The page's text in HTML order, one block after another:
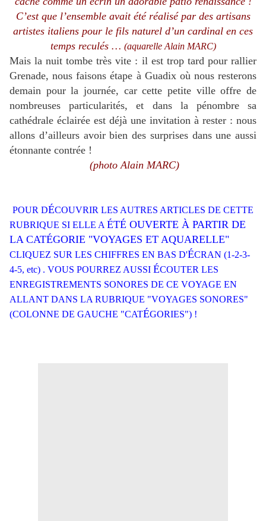
C’est que l’ensemble avait été réalisé par des artisans
artistes italiens pour le fils naturel d’un cardinal en ces
temps reculés … (aquarelle Alain MARC)
Mais la nuit tombe très vite : il est trop tard pour rallier
Grenade, nous faisons étape à Guadix où nous resterons
demain pour la journée, car cette petite ville offre de
nombreuses particularités, et dans la pénombre sa
cathédrale éclairée est déjà une invitation à rester : nous
allons d’ailleurs avoir bien des surprises dans une aussi
étonnante contrée !
(photo Alain MARC)
POUR DÉCOUVRIR LES AUTRES ARTICLES DE CETTE
RUBRIQUE SI ELLE A ÉTÉ OUVERTE À PARTIR DE
LA CATÉGORIE "VOYAGES ET AQUARELLE"
CLIQUEZ SUR LES CHIFFRES EN BAS D'ÉCRAN (1-2-3-
4-5, etc) . VOUS POURREZ AUSSI ÉCOUTER LES
ENREGISTREMENTS SONORES DE CE VOYAGE EN
ALLANT DANS LA RUBRIQUE "VOYAGES SONORES"
(COLONNE DE GAUCHE "CATÉGORIES") !